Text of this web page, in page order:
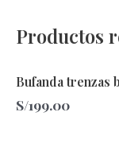
Productos
Bufanda trenzas
S/199.00